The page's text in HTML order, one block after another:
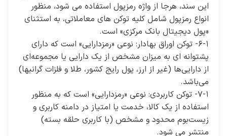
این سند، هرجا از واژه رمزپول استفاده می ­شود، منظور
انواع رمزپول شامل کلیه توکن ­های معاملاتی، به­ استثنای
«پول دیجیتال ‌بانک مرکزی» است.
۶-۱- توکن اوراق بهادار: نوعی «رمزدارایی» است که دارای
پشتوانه ­ای به میزان مشخص از یک دارایی یا مجموعه‌ای
از دارایی‌ها (غیر از ارز، پول رایج کشور، طلا و فلزات گران­بها)
می‌باشد.
۷-۱- توکن کاربردی: نوعی «رمزدارایی» است که به منظور
استفاده از یک کالا، خدمت یا امتیاز در دامنه کاربری و
زیست‌بوم محدود و مشخص (با کاربری حلقه بسته)
منتشر می ­شود.